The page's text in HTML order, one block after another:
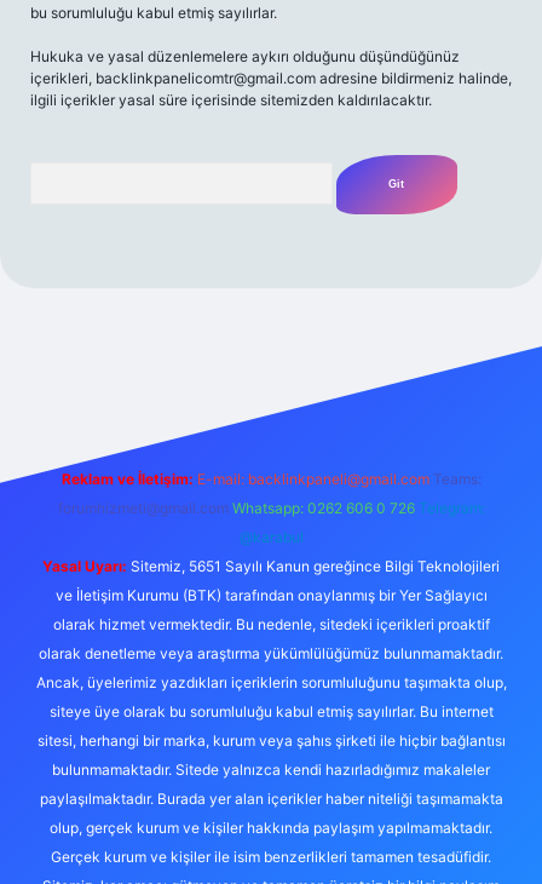
bu sorumluluğu kabul etmiş sayılırlar.
Hukuka ve yasal düzenlemelere aykırı olduğunu düşündüğünüz
içerikleri, backlinkpanelicomtr@gmail.com adresine bildirmeniz halinde,
ilgili içerikler yasal süre içerisinde sitemizden kaldırılacaktır.
m elexbet
Reklam ve İletişim: E-mail: backlinkpaneli@gmail.com Teams:
forumhizmeti@gmail.com Whatsapp: 0262 606 0 726 Telegram:
@karabul
Yasal Uyarı: Sitemiz, 5651 Sayılı Kanun gereğince Bilgi Teknolojileri
ve İletişim Kurumu (BTK) tarafından onaylanmış bir Yer Sağlayıcı
olarak hizmet vermektedir. Bu nedenle, sitedeki içerikleri proaktif
olarak denetleme veya araştırma yükümlülüğümüz bulunmamaktadır.
Ancak, üyelerimiz yazdıkları içeriklerin sorumluluğunu taşımakta olup,
siteye üye olarak bu sorumluluğu kabul etmiş sayılırlar. Bu internet
sitesi, herhangi bir marka, kurum veya şahıs şirketi ile hiçbir bağlantısı
bulunmamaktadır. Sitede yalnızca kendi hazırladığımız makaleler
paylaşılmaktadır. Burada yer alan içerikler haber niteliği taşımamakta
olup, gerçek kurum ve kişiler hakkında paylaşım yapılmamaktadır.
Gerçek kurum ve kişiler ile isim benzerlikleri tamamen tesadüfidir.